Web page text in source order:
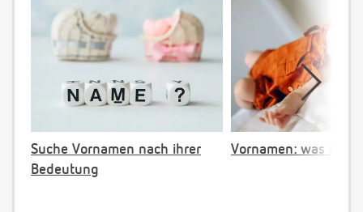
Suche Vornamen nach ihrer
Bedeutung
Vornamen: was ist